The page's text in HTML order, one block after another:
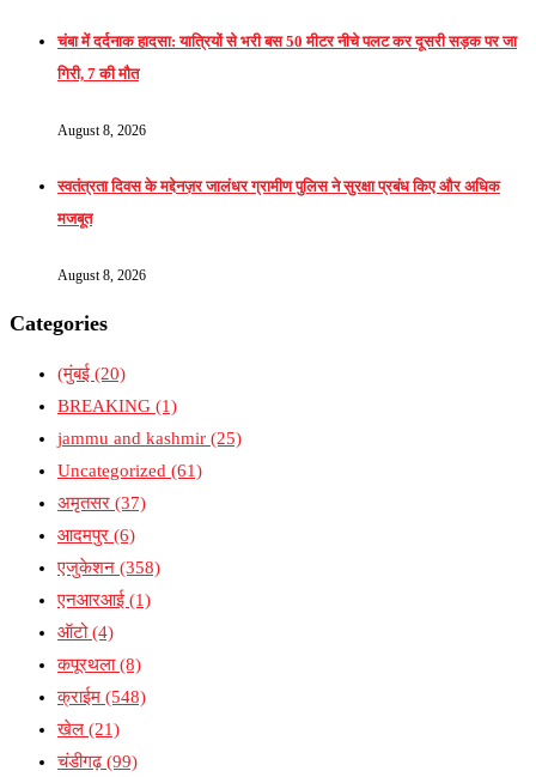
चंबा में दर्दनाक हादसा: यात्रियों से भरी बस 50 मीटर नीचे पलट कर दूसरी सड़क पर जा
गिरी, 7 की मौत
August 8, 2026
स्वतंत्रता दिवस के मद्देनज़र जालंधर ग्रामीण पुलिस ने सुरक्षा प्रबंध किए और अधिक
मजबूत
August 8, 2026
Categories
(मुंबई (20)
BREAKING (1)
jammu and kashmir (25)
Uncategorized (61)
अमृतसर (37)
आदमपुर (6)
एजुकेशन (358)
एनआरआई (1)
ऑटो(4)
कपूरथला(8)
क्राईम (548)
खेल (21)
चंडीगढ़(99)